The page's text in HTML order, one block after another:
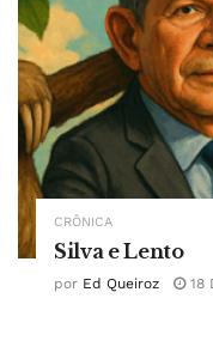
CRÔNICA
Silva e Lento
por Ed Queiroz 18